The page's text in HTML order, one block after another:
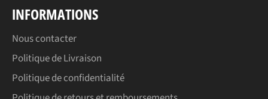
INFORMATIONS
Nous contacter
Politique de Livraison
Politique de confidentialité